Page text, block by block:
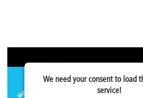
We need your consent to load
service!